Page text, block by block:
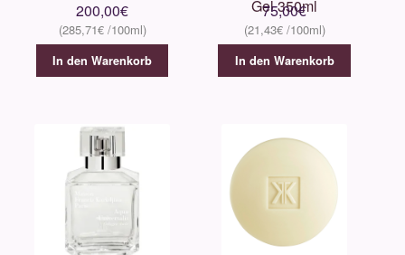
200,00€
285,71€
In den Warenkorb
Gel 350ml
75,00€
21,43€
In den Warenkorb